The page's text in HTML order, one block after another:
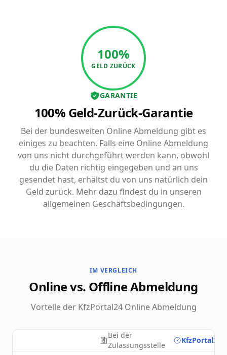
100%
GELD ZURÜCK
GARANTIE
100% Geld-Zurück-Garantie
Bei der bundesweiten Online Abmeldung gibt es
einiges zu beachten. Falls eine Online Abmeldung
von uns nicht durchgeführt werden kann, obwohl
du die Daten richtig eingegeben und an uns
gesendet hast, erhältst du von uns natürlich dein
Geld zurück. Mehr dazu findest du in unseren
allgemeinen Geschäftsbedingungen.
IM VERGLEICH
Online vs. Offline Abmeldung
Vorteile der KfzPortal24 Online Abmeldung
Bei der
Zulassungsstelle